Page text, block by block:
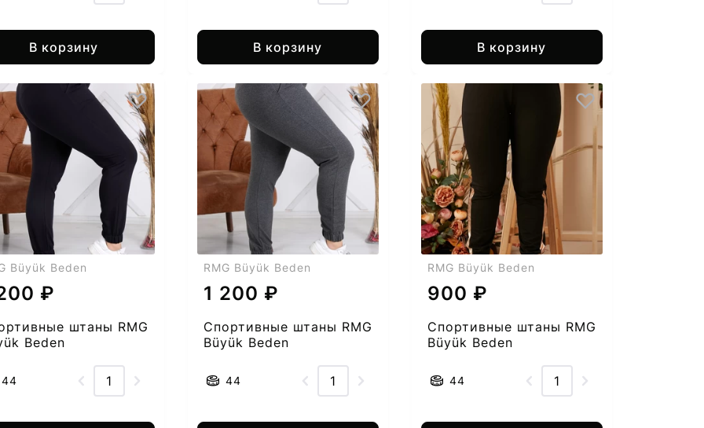
В корзину В корзину В корзину
Büyük Beden
₽
штаны RMG
Beden
44
RMG Büyük Beden
1 200 ₽
Спортивные штаны RMG
Büyük Beden
44
RMG Büyük Beden
900 ₽
Спортивные штаны RMG
Büyük Beden
44